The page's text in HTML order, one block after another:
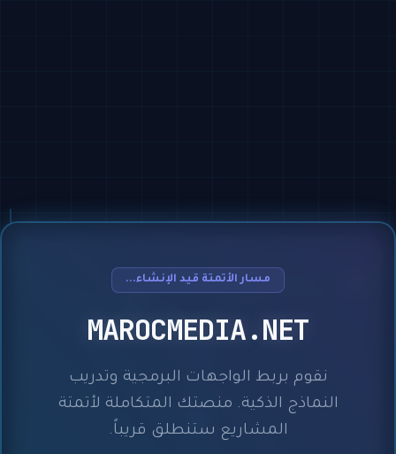
مسار الأتمتة قيد الإنشاء...
MAROCMEDIA.NET
نقوم بربط الواجهات البرمجية وتدريب
النماذج الذكية. منصتك المتكاملة لأتمتة
المشاريع ستنطلق قريباً.